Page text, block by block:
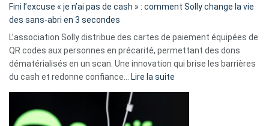
Fini l’excuse « je n’ai pas de cash » : comment Solly change la vie
des sans-abri en 3 secondes
L’association Solly distribue des cartes de paiement équipées de
QR codes aux personnes en précarité, permettant des dons
dématérialisés en un scan. Une innovation qui brise les barrières
du cash et redonne confiance…
Lire la suite